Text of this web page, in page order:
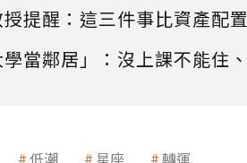
提醒：這三件事比資產配
當鄰居」：沒上課不能住
低潮 星座 轉運